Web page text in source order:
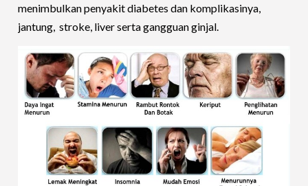
menimbulkan penyakit diabetes dan komplikasinya,
jantung, stroke, liver serta gangguan ginjal.